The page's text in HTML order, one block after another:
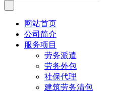
网站首页
公司简介
服务项目
劳务派遣
劳务外包
社保代理
建筑劳务清包